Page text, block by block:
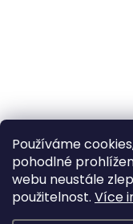
Používáme
pohodlné
webu neustále
použitelnost. Více